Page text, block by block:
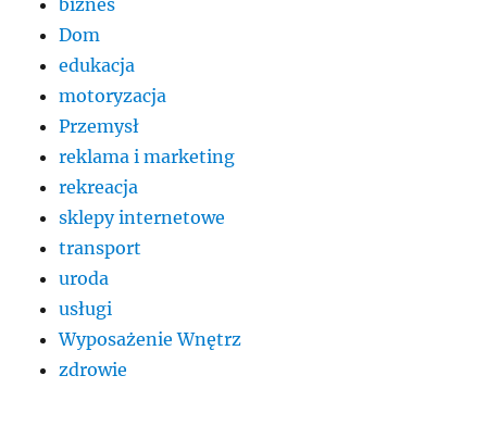
biznes
Dom
edukacja
motoryzacja
Przemysł
reklama i marketing
rekreacja
sklepy internetowe
transport
uroda
usługi
Wyposażenie Wnętrz
zdrowie